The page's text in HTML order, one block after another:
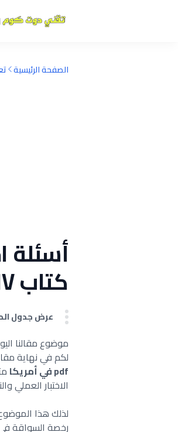
الصفحة الرئيسية
أسئلة
كتاب DMV بالعربي
عرض جدول
موضوع مقالنا
لكم في نهاية
pdf في أمريكا
الاختبار العملي
لذلك هذا
رخصة السواقة في